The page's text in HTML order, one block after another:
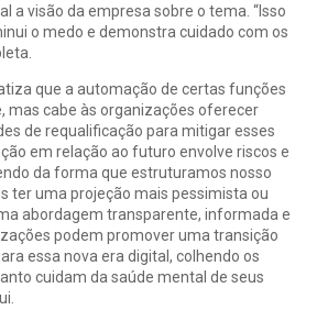
a visão da empresa sobre o tema. “Isso
o medo e demonstra cuidado com os
que a automação de certas funções
mas cabe às organizações oferecer
de requalificação para mitigar esses
em relação ao futuro envolve riscos e
da forma que estruturamos nosso
ter uma projeção mais pessimista ou
abordagem transparente, informada e
podem promover uma transição
essa nova era digital, colhendo os
cuidam da saúde mental de seus